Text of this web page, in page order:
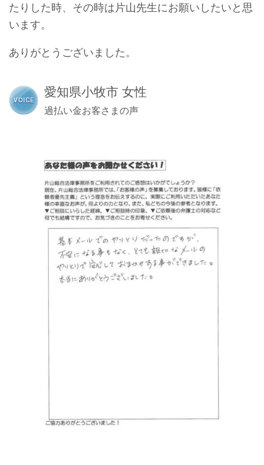
たりした時、その時は片山先生にお願いしたいと思
います。
ありがとうございました。
愛知県小牧市 女性
過払い金お客さまの声